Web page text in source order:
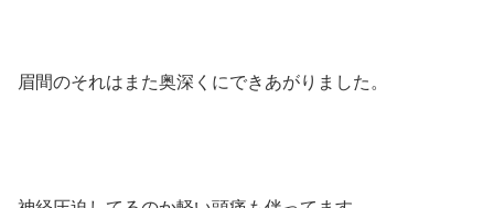
眉間のそれはまた奥深くにできあがりました。